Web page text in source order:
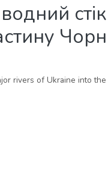
rivers of Ukraine into